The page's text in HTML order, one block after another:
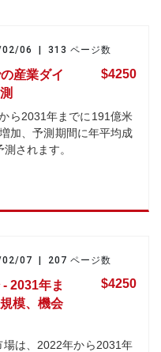
06 | 313 ページ数
産業ダイ
$4250
ら2031年までに191億米
加、予測期間に年平均成
されます。
07 | 207 ページ数
2031年ま
模、機会
$4250
は、2022年から2031年